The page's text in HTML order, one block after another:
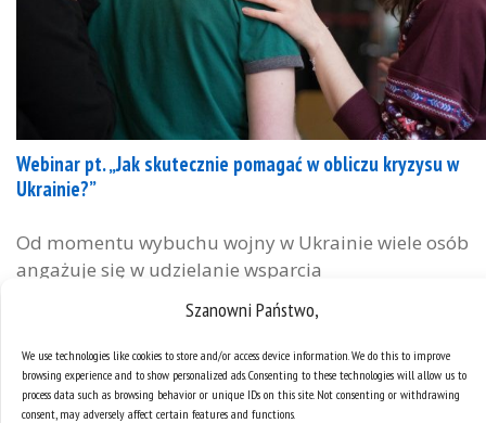
Szanowni Państwo,
We use technologies like cookies to store and/or access device information. We do this to improve
browsing experience and to show personalized ads. Consenting to these technologies will allow us to
process data such as browsing behavior or unique IDs on this site. Not consenting or withdrawing
consent, may adversely affect certain features and functions.
Webinar pt. „Jak skutecznie pomagać w obliczu kryzysu w
Ukrainie?”
Od momentu wybuchu wojny w Ukrainie wiele osób
angażuje się w udzielanie wsparcia
pokrzywdzonym w wyniku konfliktu osobom. O tym,
jak skutecznie pomagać w obliczu kryzysu w
Ukrainie podczas webinaru opowie mgr Dominik
Adamek z Wydziału Nauk Społecznych. Spotkanie
odbędzie się 9 marca 2022 roku o godz. 20.00 i